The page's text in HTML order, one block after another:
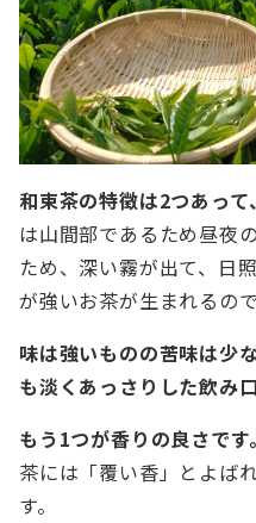
和束茶の特徴は2つあって
は山間部であるため昼夜
ため、深い霧が出て、日
が強いお茶が生まれるので
味は強いものの苦味は少
も淡くあっさりした飲み口
もう1つが香りの良さです
茶には「覆い香」とよば
す。